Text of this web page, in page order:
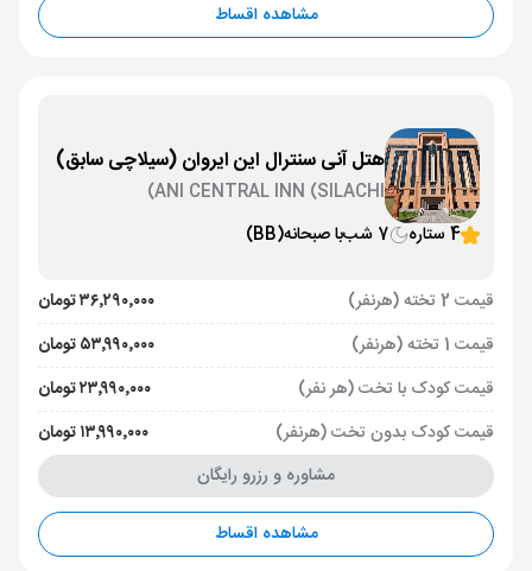
مشاهده اقساط
هتل آنی سنترال این ایروان (سیلاچی سابق)
ANI CENTRAL INN (SILACHI)
4 ستاره
7 شب با صبحانه(BB)
قیمت 2 تخته (هرنفر)
۳۶٬۲۹۰٬۰۰۰ تومان
قیمت 1 تخته (هرنفر)
۵۳٬۹۹۰٬۰۰۰ تومان
قیمت کودک با تخت (هر نفر)
۲۳٬۹۹۰٬۰۰۰ تومان
قیمت کودک بدون تخت (هرنفر)
۱۳٬۹۹۰٬۰۰۰ تومان
مشاوره و رزرو رایگان
مشاهده اقساط